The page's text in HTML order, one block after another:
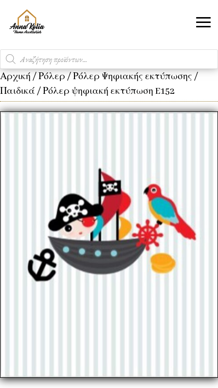
Products
search
Αρχική /Ρόλερ /Ρόλερ Ψηφιακής εκτύπωσης /
Παιδικά / Ρόλερ ψηφιακή εκτύπωση E152